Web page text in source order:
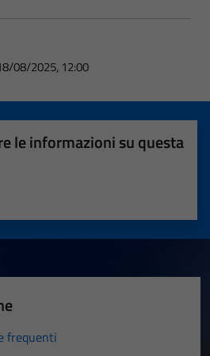
08/2025, 12:00
le informazioni su questa
stelle su 5
su 5
5
frequenti